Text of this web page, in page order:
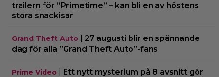
trailern för ”Primetime” – kan bli en av höstens
stora snackisar
Grand Theft Auto
27 augusti blir en spännande
dag för alla ”Grand Theft Auto”-fans
Prime Video
Ett nytt mysterium på 8 avsnitt gör